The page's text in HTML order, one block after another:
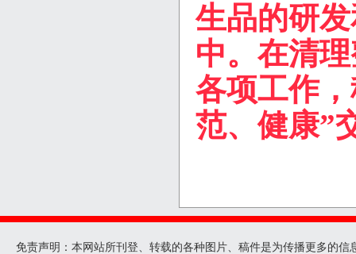
生品的研
中。在清
各项工作
范、健康”
免责声明：本网站所刊登、转载的各种图片、稿件是为传播更多的信